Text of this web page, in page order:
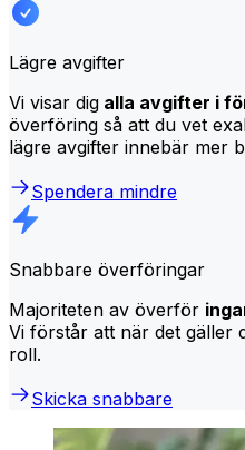
Lägre avgifter
Vi visar dig alla avgifter i
överföring så att du vet
lägre avgifter innebär mer
Spendera mindre
Snabbare överföringar
Majoriteten av överför
Vi förstår att när det gäller
roll.
Skicka snabbare